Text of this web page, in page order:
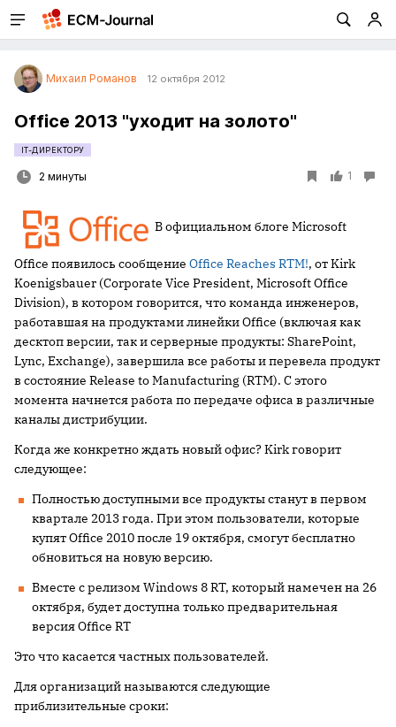
Михаил Романов 12 октября 2012
Office 2013 "уходит на золото"
IT-ДИРЕКТОРУ
2 минуты 1
В официальном блоге Microsoft
Office появилось сообщение Office Reaches RTM!, от Kirk
Koenigsbauer (Corporate Vice President, Microsoft Office
Division), в котором говорится, что команда инженеров,
работавшая на продуктами линейки Office (включая как
десктоп версии, так и серверные продукты: SharePoint,
Lync, Exchange), завершила все работы и перевела продукт
в состояние Release to Manufacturing (RTM). С этого
момента начнется работа по передаче офиса в различные
каналы дистрибуции.
Когда же конкретно ждать новый офис? Kirk говорит
следующее:
Полностью доступными все продукты станут в первом
квартале 2013 года. При этом пользователи, которые
купят Office 2010 после 19 октября, смогут бесплатно
обновиться на новую версию.
Вместе с релизом Windows 8 RT, который намечен на 26
октября, будет доступна только предварительная
версия Office RT
Это что касается частных пользователей.
Для организаций называются следующие
приблизительные сроки: